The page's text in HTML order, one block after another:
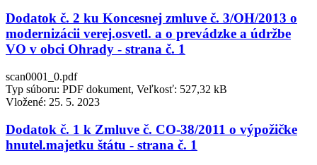
Dodatok č. 2 ku Koncesnej zmluve č. 3/OH/2013 o
modernizácii verej.osvetl. a o prevádzke a údržbe
VO v obci Ohrady - strana č. 1
scan0001_0.pdf
Typ súboru: PDF dokument, Veľkosť: 527,32 kB
Vložené: 25. 5. 2023
Dodatok č. 1 k Zmluve č. CO-38/2011 o výpožičke
hnutel.majetku štátu - strana č. 1